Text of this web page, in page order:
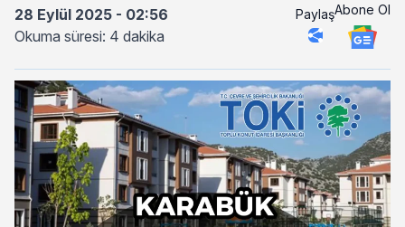
28 Eylül 2025 - 02:56
Okuma süresi: 4 dakika
PaylaşAbone Ol